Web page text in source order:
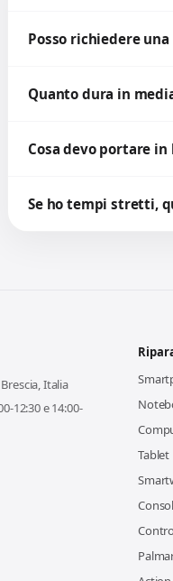
Posso richiedere
Quanto dura in
Cosa devo portare
Se ho tempi stretti,
Italia
12:30 e 14:00-
Tablet